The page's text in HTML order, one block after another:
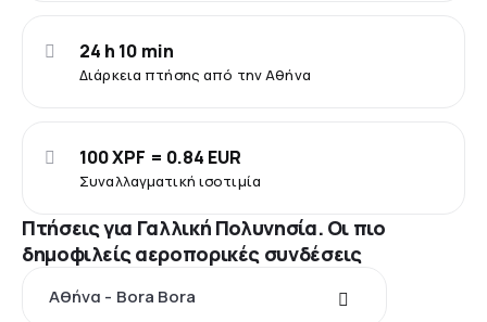
Διάρκεια πτήσης από την Αθήνα
24 h 10 min
Συναλλαγματική ισοτιμία
100 XPF = 0.84 EUR
Πτήσεις για Γαλλική Πολυνησία. Οι πιο
δημοφιλείς αεροπορικές συνδέσεις
Αθήνα - Bora Bora